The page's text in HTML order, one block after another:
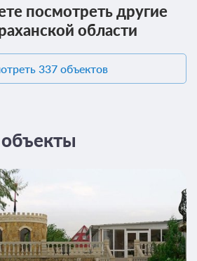
бронирования. Сумма предоплаты
всего 4 предложения
посмотреть другие
области
337 объектов